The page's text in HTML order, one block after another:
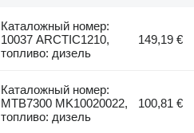
Каталожный номер:
10037 ARCTIC1210,
топливо: дизель
149,19 €
Каталожный номер:
MTB7300 MK10020022,
топливо: дизель
100,81 €